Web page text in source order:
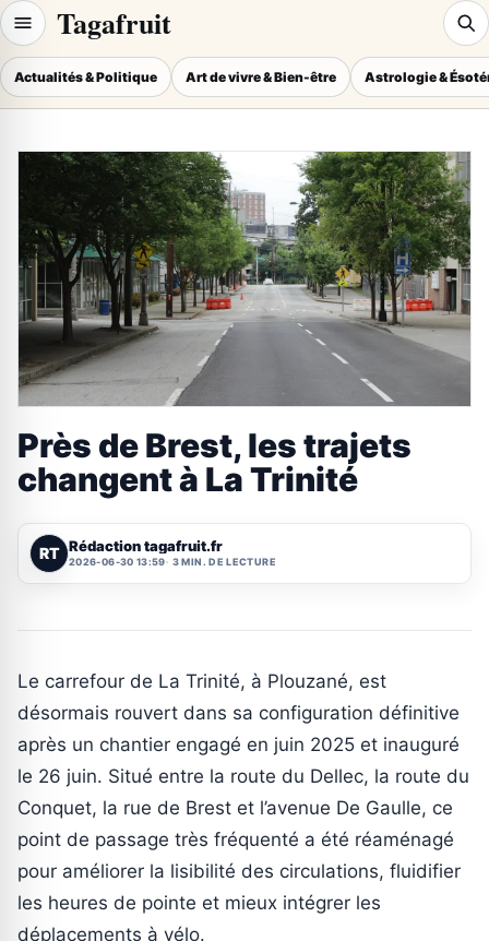
Tagafruit
Actualités & Politique Art de vivre & Bien-être Astrologie &
Près de Brest, les trajets
changent à La Trinité
RT Rédaction tagafruit.fr
2026-06-30 13:59 3 MIN. DE LECTURE
Le carrefour de La Trinité, à Plouzané, est
désormais rouvert dans sa configuration définitive
après un chantier engagé en juin 2025 et inauguré
le 26 juin. Situé entre la route du Dellec, la route du
Conquet, la rue de Brest et l’avenue De Gaulle, ce
point de passage très fréquenté a été réaménagé
pour améliorer la lisibilité des circulations, fluidifier
les heures de pointe et mieux intégrer les
déplacements à vélo.